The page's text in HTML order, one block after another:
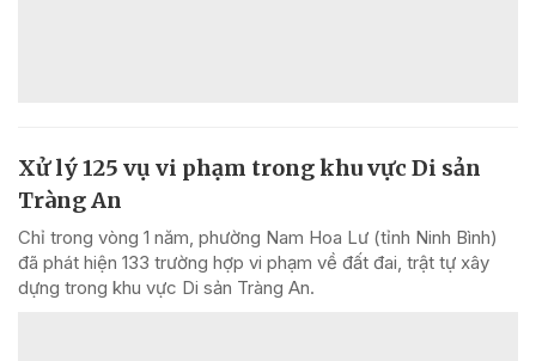
Xử lý 125 vụ vi phạm trong khu vực Di sản
Tràng An
Chỉ trong vòng 1 năm, phường Nam Hoa Lư (tỉnh Ninh Bình)
đã phát hiện 133 trường hợp vi phạm về đất đai, trật tự xây
dựng trong khu vực Di sản Tràng An.